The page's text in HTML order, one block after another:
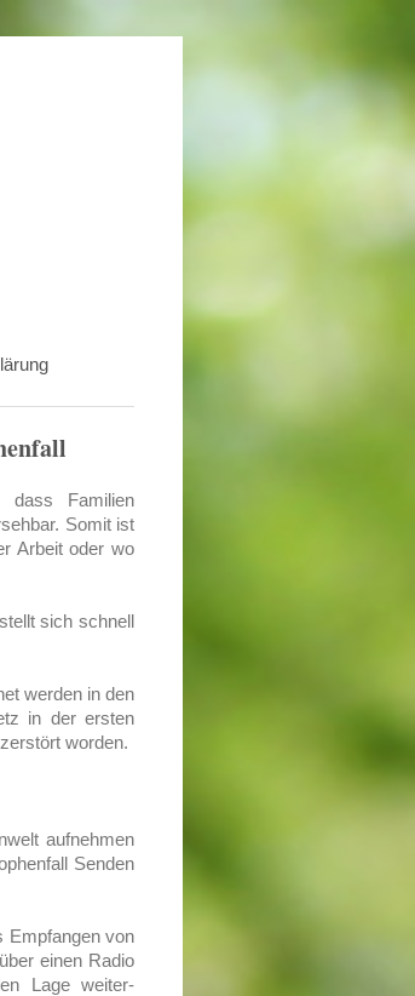
dass Familien
Somit ist
Arbeit oder wo
sich schnell
werden in den
in der ersten
worden.
aufnehmen
Senden
Empfangen von
einen Radio
Lage weiter-